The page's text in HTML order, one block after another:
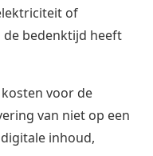
of
bedenktijd heeft
voor de
van niet op een
inhoud,